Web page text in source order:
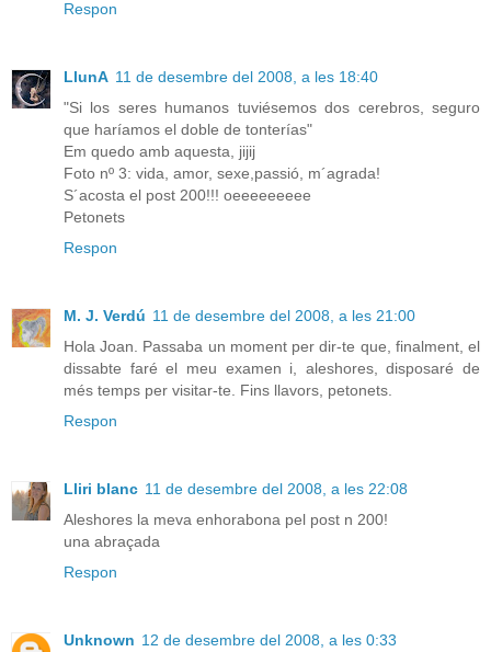
Respon
LlunA 11 de desembre del 2008, a les 18:40
"Si los seres humanos tuviésemos dos cerebros, seguro
que haríamos el doble de tonterías"
Em quedo amb aquesta, jijij
Foto nº 3: vida, amor, sexe,passió, m´agrada!
S´acosta el post 200!!! oeeeeeeeee
Petonets
Respon
M. J. Verdú 11 de desembre del 2008, a les 21:00
Hola Joan. Passaba un moment per dir-te que, finalment, el
dissabte faré el meu examen i, aleshores, disposaré de
més temps per visitar-te. Fins llavors, petonets.
Respon
Lliri blanc 11 de desembre del 2008, a les 22:08
Aleshores la meva enhorabona pel post n 200!
una abraçada
Respon
Unknown 12 de desembre del 2008, a les 0:33